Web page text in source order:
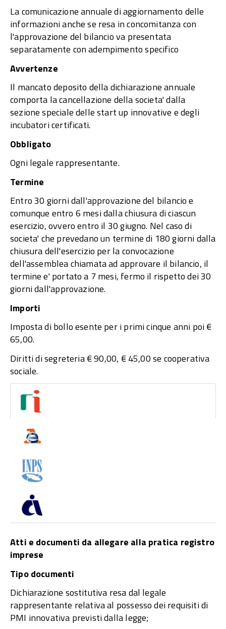
La comunicazione annuale di aggiornamento delle
informazioni anche se resa in concomitanza con
l'approvazione del bilancio va presentata
separatamente con adempimento specifico
Avvertenze
Il mancato deposito della dichiarazione annuale
comporta la cancellazione della societa' dalla
sezione speciale delle start up innovative e degli
incubatori certificati.
Obbligato
Ogni legale rappresentante.
Termine
Entro 30 giorni dall'approvazione del bilancio e
comunque entro 6 mesi dalla chiusura di ciascun
esercizio, ovvero entro il 30 giugno. Nel caso di
societa' che prevedano un termine di 180 giorni dalla
chiusura dell'esercizio per la convocazione
dell'assemblea chiamata ad approvare il bilancio, il
termine e' portato a 7 mesi, fermo il rispetto dei 30
giorni dall'approvazione.
Importi
Imposta di bollo esente per i primi cinque anni poi €
65,00.
Diritti di segreteria € 90,00, € 45,00 se cooperativa
sociale.
Atti e documenti da allegare alla pratica registro
imprese
Tipo documenti
Dichiarazione sostitutiva resa dal legale
rappresentante relativa al possesso dei requisiti di
PMI innovativa previsti dalla legge;